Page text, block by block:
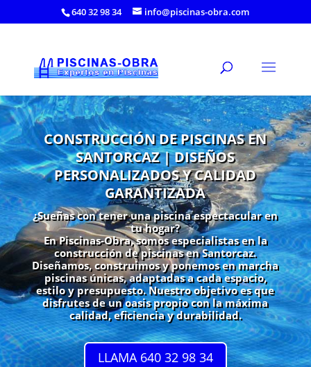
640 32 98 34 info@piscinas-obra.com
CONSTRUCCIÓN DE PISCINAS EN
SANTORCAZ | DISEÑOS
PERSONALIZADOS Y CALIDAD
GARANTIZADA
¿Sueñas con tener una piscina espectacular en
tu hogar?
En Piscinas-Obra, somos especialistas en la
construcción de piscinas en Santorcaz.
Diseñamos, construimos y ponemos en marcha
piscinas únicas, adaptadas a cada espacio,
estilo y presupuesto. Nuestro objetivo es que
disfrutes de un oasis propio con la máxima
calidad, eficiencia y durabilidad.
LLAMA 640 32 98 34